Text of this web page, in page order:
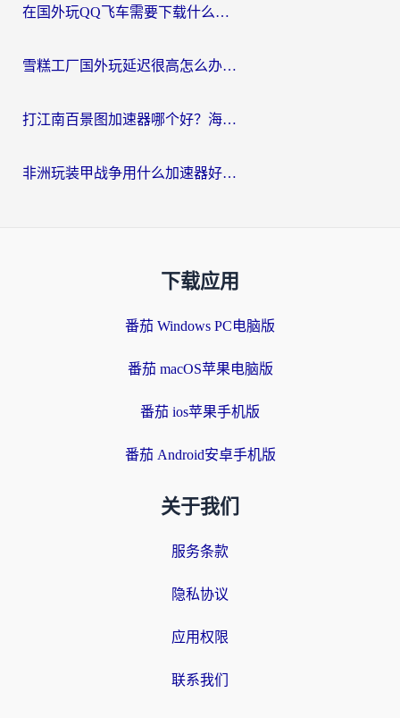
在国外玩QQ飞车需要下载什么加速器呢？海外党亲测有效的国服游戏加速指南
雪糕工厂国外玩延迟很高怎么办？海外玩家国服游戏加速终极攻略（附实测推荐）
打江南百景图加速器哪个好？海外党踩坑N次后，终于找到不卡的秘诀
非洲玩装甲战争用什么加速器好？海外党亲测有效的国服游戏加速方案
下载应用
番茄 Windows PC电脑版
番茄 macOS苹果电脑版
番茄 ios苹果手机版
番茄 Android安卓手机版
关于我们
服务条款
隐私协议
应用权限
联系我们